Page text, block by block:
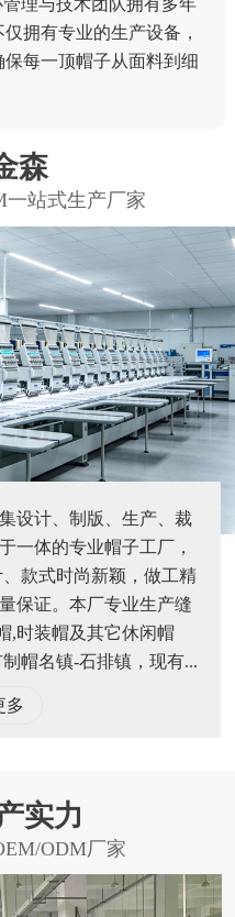
理与技术团队拥有多年
拥有专业的生产设备，
每一顶帽子从面料到细
森
一站式生产厂家
设计、制版、生产、裁
一体的专业帽子工厂，
款式时尚新颖，做工精
保证。本厂专业生产缝
,时装帽及其它休闲帽
帽名镇-石排镇，现有...
多
实力
ODM厂家